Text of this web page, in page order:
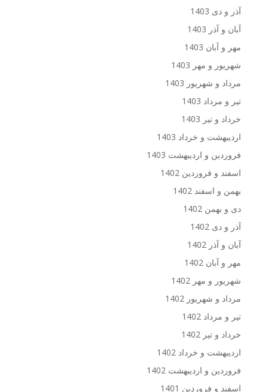
آذر و دی 1403
آبان و آذر 1403
مهر و آبان 1403
شهریور و مهر 1403
مرداد و شهریور 1403
تیر و مرداد 1403
خرداد و تیر 1403
اردیبهشت و خرداد 1403
فروردین و اردیبهشت 1403
اسفند و فروردین 1402
بهمن و اسفند 1402
دی و بهمن 1402
آذر و دی 1402
آبان و آذر 1402
مهر و آبان 1402
شهریور و مهر 1402
مرداد و شهریور 1402
تیر و مرداد 1402
خرداد و تیر 1402
اردیبهشت و خرداد 1402
فروردین و اردیبهشت 1402
اسفند و فروردین 1401